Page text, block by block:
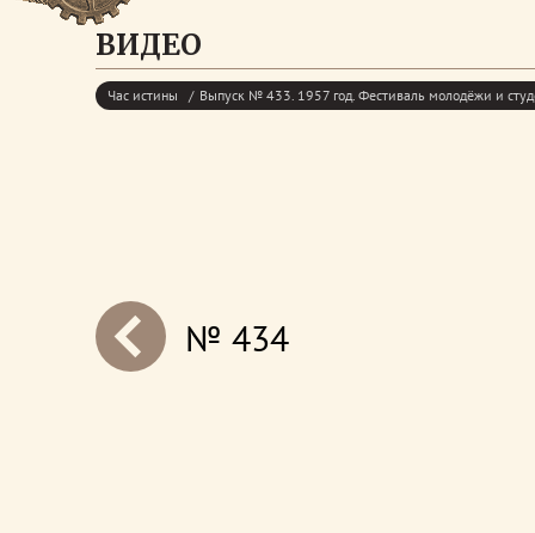
ВИДЕО
Час истины Выпуск № 433. 1957 год. Фестиваль молодёжи и
next№ 434